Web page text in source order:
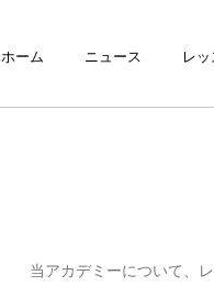
ホーム ニュース レ
当アカデミーについて、